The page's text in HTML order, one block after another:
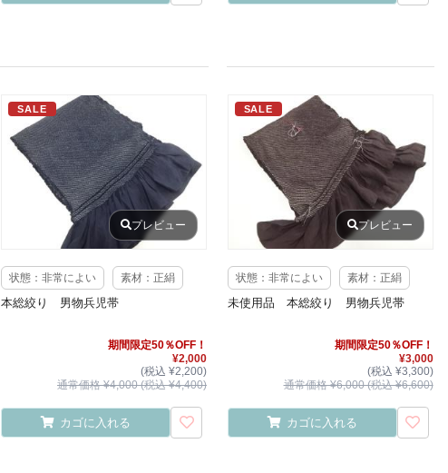
SALE
プレビュー
状態：非常によい 素材：正絹
本総絞り 男物兵児帯
期間限定50％OFF！
¥2,000
(税込 ¥2,200)
通常価格 ¥4,000 (税込 ¥4,400)
カゴに入れる
SALE
プレビュー
状態：非常によい 素材：正絹
未使用品 本総絞り 男物兵児帯
期間限定50％OFF！
¥3,000
(税込 ¥3,300)
通常価格 ¥6,000 (税込 ¥6,600)
カゴに入れる